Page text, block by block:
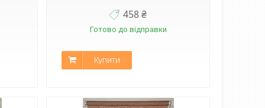
458 ₴
Готово до відправки
Купити